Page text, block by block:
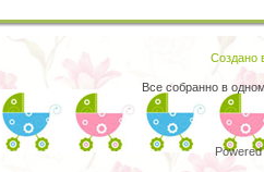
Создано
Все собранно в